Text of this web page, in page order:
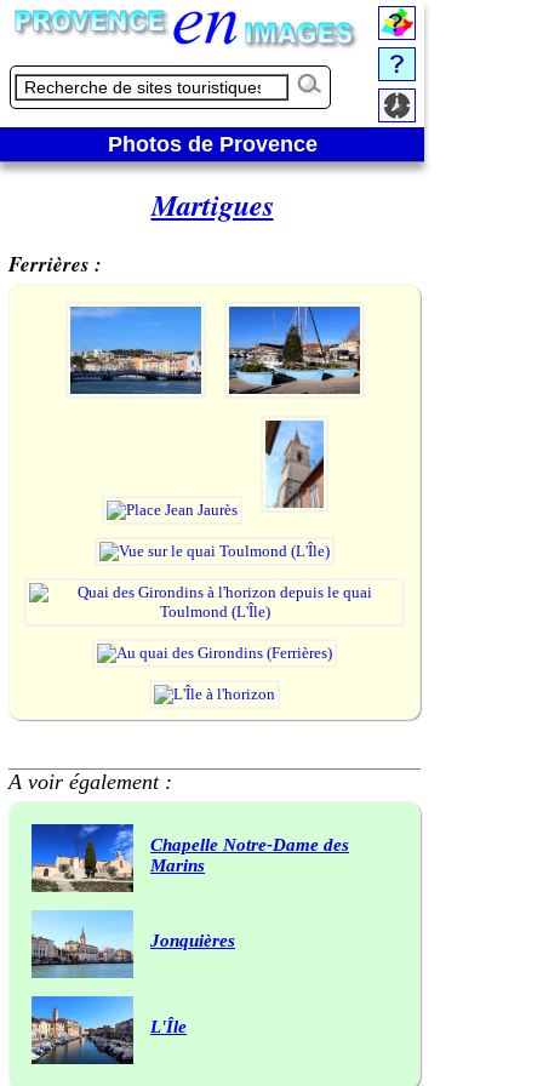
Photos de Provence
Martigues
Ferrières :
A voir également :
Chapelle Notre-Dame des
Marins
Jonquières
L'Île